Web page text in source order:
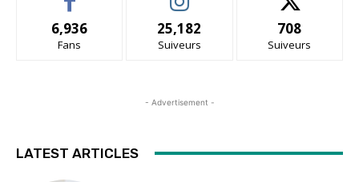
6,936
Fans
25,182
Suiveurs
708
Suiveurs
- Advertisement -
LATEST ARTICLES